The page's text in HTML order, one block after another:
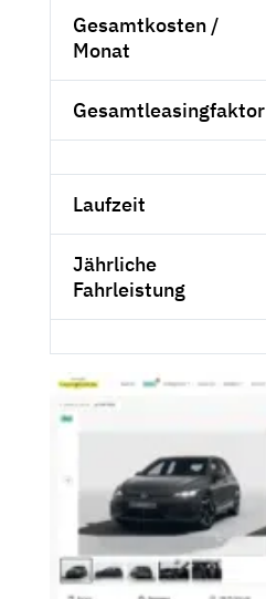
Gesamtkosten /
Monat
Gesamtleasingfaktor
Laufzeit
Jährliche
Fahrleistung